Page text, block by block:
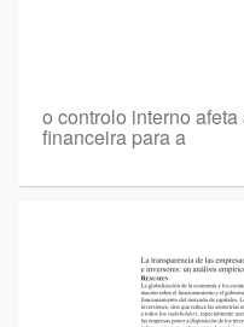
o controlo interno
financeira para a